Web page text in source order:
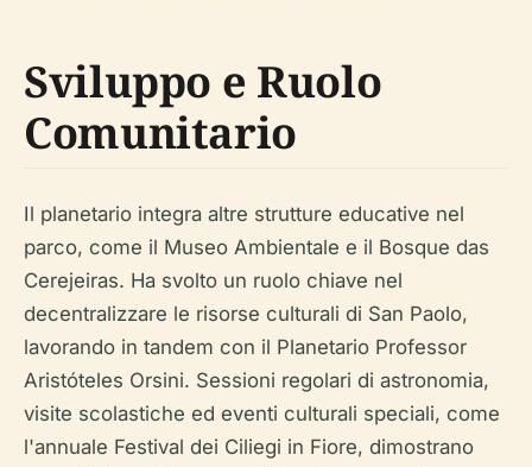
Sviluppo e Ruolo
Comunitario
Il planetario integra altre strutture educative nel
parco, come il Museo Ambientale e il Bosque das
Cerejeiras. Ha svolto un ruolo chiave nel
decentralizzare le risorse culturali di San Paolo,
lavorando in tandem con il Planetario Professor
Aristóteles Orsini. Sessioni regolari di astronomia,
visite scolastiche ed eventi culturali speciali, come
l'annuale Festival dei Ciliegi in Fiore, dimostrano